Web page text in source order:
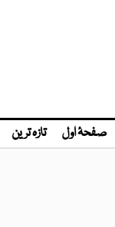
صفحۂ اول تازہ ترین